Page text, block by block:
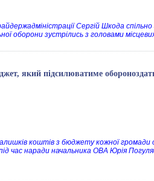
Сергій Шкода
оборони зустрілись з головами
який підсилюватиме
коштів з бюджету кожної
час наради начальника ОВА Юрія